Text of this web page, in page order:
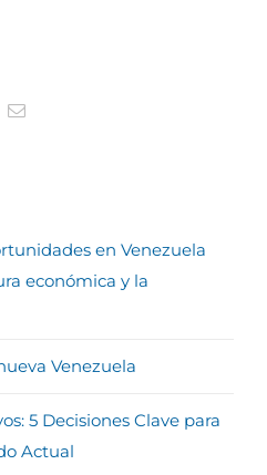
en Venezuela
económica y la
Venezuela
5 Decisiones Clave para
Actual